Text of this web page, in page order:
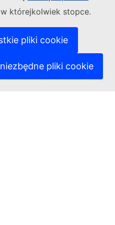
którejkolwiek stopce.
pliki cookie
pliki cookie
informatycznych(Link
językowych(Link